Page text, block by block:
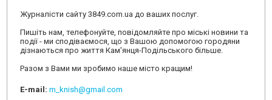
Журналісти сайту 3849.com.ua до ваших послуг.
Пишіть нам, телефонуйте, повідомляйте про міські новини та
події - ми сподіваємося, що з Вашою допомогою городяни
дізнаються про життя Кам'янця-Подільського більше.
Разом з Вами ми зробимо наше місто кращим!
E-mail: m_knish@gmail.com